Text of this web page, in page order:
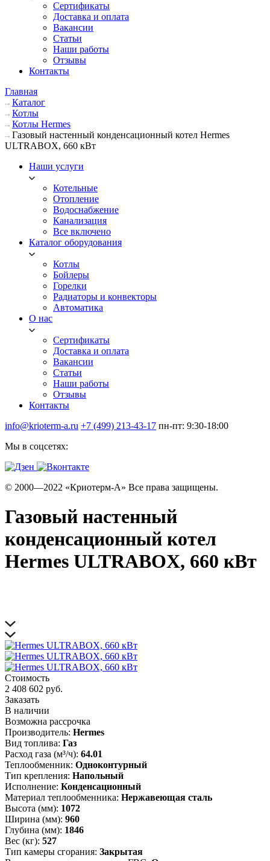
Сертификаты
Доставка и оплата
Вакансии
Статьи
Наши работы
Отзывы
Контакты
Главная
Каталог
Котлы
Котлы Hermes
Газовый настенный конденсационный котел Hermes
ULTRABOX, 660 кВт
Наши услуги
Котельные
Отопление
Водоснабжение
Канализация
Все включено
Каталог оборудования
Котлы
Бойлеры
Горелки
Радиаторы и конвекторы
Автоматика
О нас
Сертификаты
Доставка и оплата
Вакансии
Статьи
Наши работы
Отзывы
Контакты
info@krioterm-a.ru +7 (499) 213-43-17 пн-пт: 9:30-18:00
Мы в соцсетях:
© 2000—2022 «Криотерм-А» Все права защищены.
Газовый настенный
конденсационный котел
Hermes ULTRABOX, 660 кВт
Стоимость
2 408 602 руб.
Заказать
В наличии
Возможна рассрочка
Производитель: Hermes
Вид топлива: Газ
Расход газа (м³/ч): 64.01
Теплообменник: Одноконтурный
Тип крепления: Напольный
Исполнение: Конденсационный
Материал теплообменника: Нержавеющая сталь
Высота (мм): 1072
Ширина (мм): 960
Глубина (мм): 1846
Вес (кг): 527
Тип камеры сгорания: Закрытая